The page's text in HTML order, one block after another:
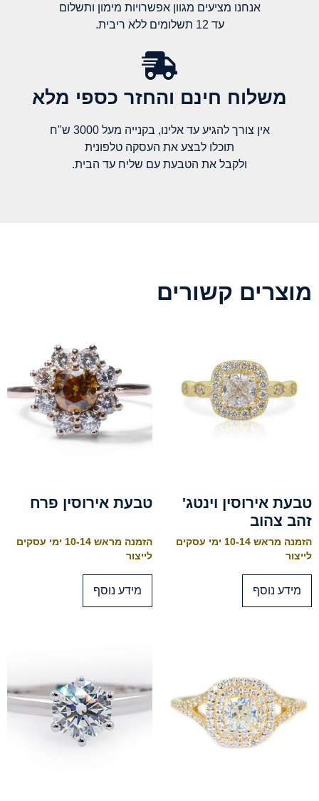
אנחנו מציעים מגוון אפשרויות מימון ותשלום
עד 12 תשלומים ללא ריבית.
משלוח חינם והחזר כספי מלא​
אין צורך להגיע עד אלינו, בקנייה מעל 3000 ש"ח
תוכלו לבצע את העסקה טלפונית
ולקבל את הטבעת עם שליח עד הבית.
מוצרים קשורים
טבעת אירוסין וינטג'
זהב צהוב
הזמנה מראש 10-14 ימי עסקים
לייצור
מידע נוסף
טבעת אירוסין פרח
הזמנה מראש 10-14 ימי עסקים
לייצור
מידע נוסף